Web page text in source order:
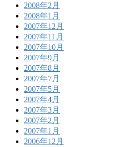
2008年2月
2008年1月
2007年12月
2007年11月
2007年10月
2007年9月
2007年8月
2007年7月
2007年5月
2007年4月
2007年3月
2007年2月
2007年1月
2006年12月